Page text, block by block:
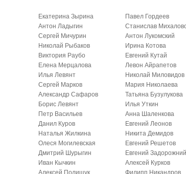
Екатерина Зырина
Антон Ладыгин
Сергей Мичурин
Николай Рыбаков
Виктория Раубо
Елена Мерцалова
Илья Левянт
Сергей Марков
Александр Сафаров
Борис Левянт
Петр Васильев
Данил Куров
Наталья Жилкина
Олеся Могилевская
Дмитрий Шурыгин
Иван Кычкин
Алексей Полищук
Павел Гордеев
Станислав
Антон Лукомский
Ирина Котова
Евгений Кутай
Левон Айрапетов
Николай Миловидов
Мария Николаева
Татьяна Бузулукова
Илья Уткин
Анна Шаленкова
Евгений Леонов
Никита Демидов
Евгений Решетов
Евгений
Алексей Курков
Филипп Никандров